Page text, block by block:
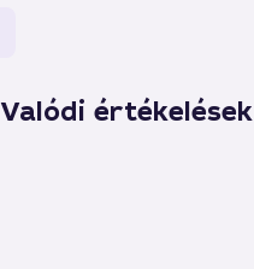
Valódi értékelések